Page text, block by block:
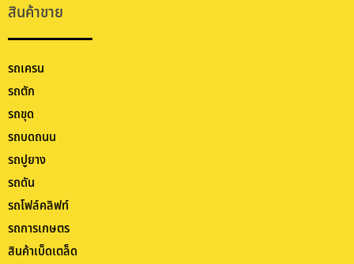
สินค้าขาย
รถเครน
รถตัก
รถขุด
รถบดถนน
รถปูยาง
รถดัน
รถโฟล์คลิฟท์
รถการเกษตร
สินค้าเบ็ดเตล็ด